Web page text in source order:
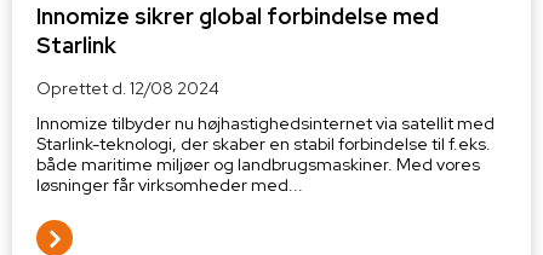
Innomize sikrer global forbindelse med
Starlink
Oprettet d.12/08 2024
Innomize tilbyder nu højhastighedsinternet via satellit med
Starlink-teknologi, der skaber en stabil forbindelse til f.eks.
både maritime miljøer og landbrugsmaskiner. Med vores
løsninger får virksomheder med...